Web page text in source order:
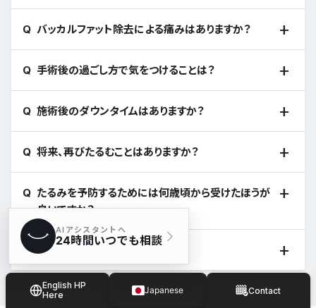
バッカルファット除去による痛みはありますか？
手術後の過ごし方で気をつけることは？
施術後のダウンタイムはありますか？
将来、再びたるむことはありますか？
たるみを予防するためには何歳頃から受けたほうが
良いですか？
施術後、すぐに食事はできますか？
English HP
Here
Japanese
Contact